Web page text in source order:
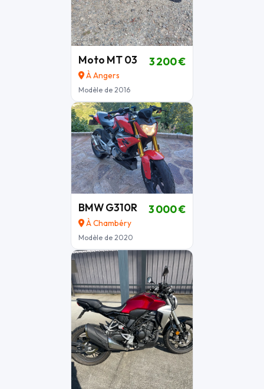
Moto MT 03
À Angers
Modèle de 2016
3 200 €
BMW G310R
À Chambéry
Modèle de 2020
3 000 €